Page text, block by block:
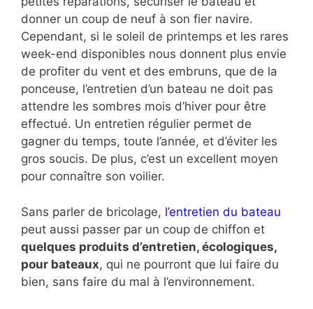
donner un coup de neuf à son fier navire.
Cependant, si le soleil de printemps et les rares
week-end disponibles nous donnent plus envie
de profiter du vent et des embruns, que de la
ponceuse, l’entretien d’un bateau ne doit pas
attendre les sombres mois d’hiver pour être
effectué. Un entretien régulier permet de
gagner du temps, toute l’année, et d’éviter les
gros soucis. De plus, c’est un excellent moyen
pour connaître son voilier.
Sans parler de bricolage, l’entretien du bateau
peut aussi passer par un coup de chiffon et
quelques produits d’entretien, écologiques,
pour bateaux, qui ne pourront que lui faire du
bien, sans faire du mal à l’environnement.